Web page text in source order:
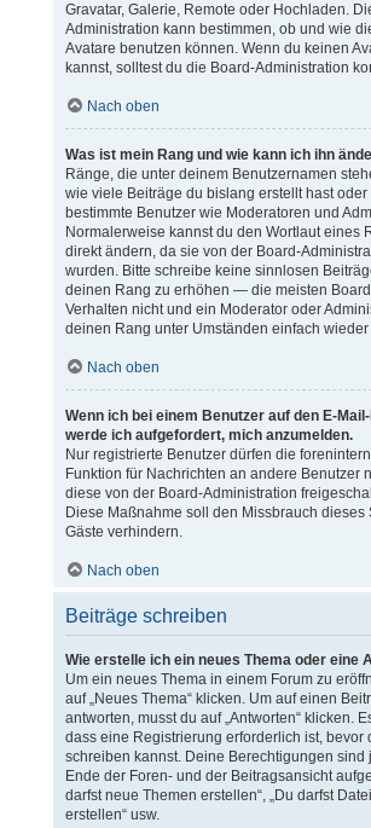
Gravatar, Galerie, Remote oder Hochladen.
Administration kann bestimmen, ob und wie
Avatare benutzen können. Wenn du keinen
kannst, solltest du die Board-Administration
Nach oben
Was ist mein Rang und wie kann ich ihn
Ränge, die unter deinem Benutzernamen
wie viele Beiträge du bislang erstellt hast
bestimmte Benutzer wie Moderatoren und
Normalerweise kannst du den Wortlaut eines
direkt ändern, da sie von der Board-
wurden. Bitte schreibe keine sinnlosen
deinen Rang zu erhöhen — die meisten
Verhalten nicht und ein Moderator oder
deinen Rang unter Umständen einfach
Nach oben
Wenn ich bei einem Benutzer auf den E-
werde ich aufgefordert, mich anzumelden.
Nur registrierte Benutzer dürfen die
Funktion für Nachrichten an andere Benutzer
diese von der Board-Administration
Diese Maßnahme soll den Missbrauch dieses
Gäste verhindern.
Nach oben
Beiträge schreiben
Wie erstelle ich ein neues Thema oder eine
Um ein neues Thema in einem Forum zu
auf „Neues Thema“ klicken. Um auf einen
antworten, musst du auf „Antworten“ klicken.
dass eine Registrierung erforderlich ist, bevor
schreiben kannst. Deine Berechtigungen sind
Ende der Foren- und der Beitragsansicht
darfst neue Themen erstellen“, „Du darfst
erstellen“ usw.